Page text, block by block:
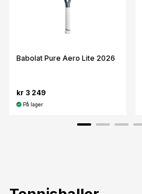
Babolat Pure Aero Lite 2026
kr 3 249
På lager